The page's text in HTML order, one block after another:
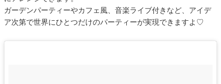
ガーデンパーティーやカフェ風、音楽ライブ付きなど、アイデ
ア次第で世界にひとつだけのパーティーが実現できますよ♡